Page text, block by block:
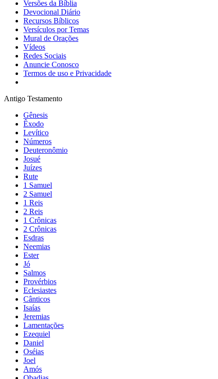
Versões da Bíblia
Devocional Diário
Recursos Bíblicos
Versículos por Temas
Mural de Orações
Vídeos
Redes Sociais
Anuncie Conosco
Termos de uso e Privacidade
Antigo Testamento
Gênesis
Êxodo
Levítico
Números
Deuteronômio
Josué
Juízes
Rute
1 Samuel
2 Samuel
1 Reis
2 Reis
1 Crônicas
2 Crônicas
Esdras
Neemias
Ester
Jó
Salmos
Provérbios
Eclesiastes
Cânticos
Isaías
Jeremias
Lamentações
Ezequiel
Daniel
Oséias
Joel
Amós